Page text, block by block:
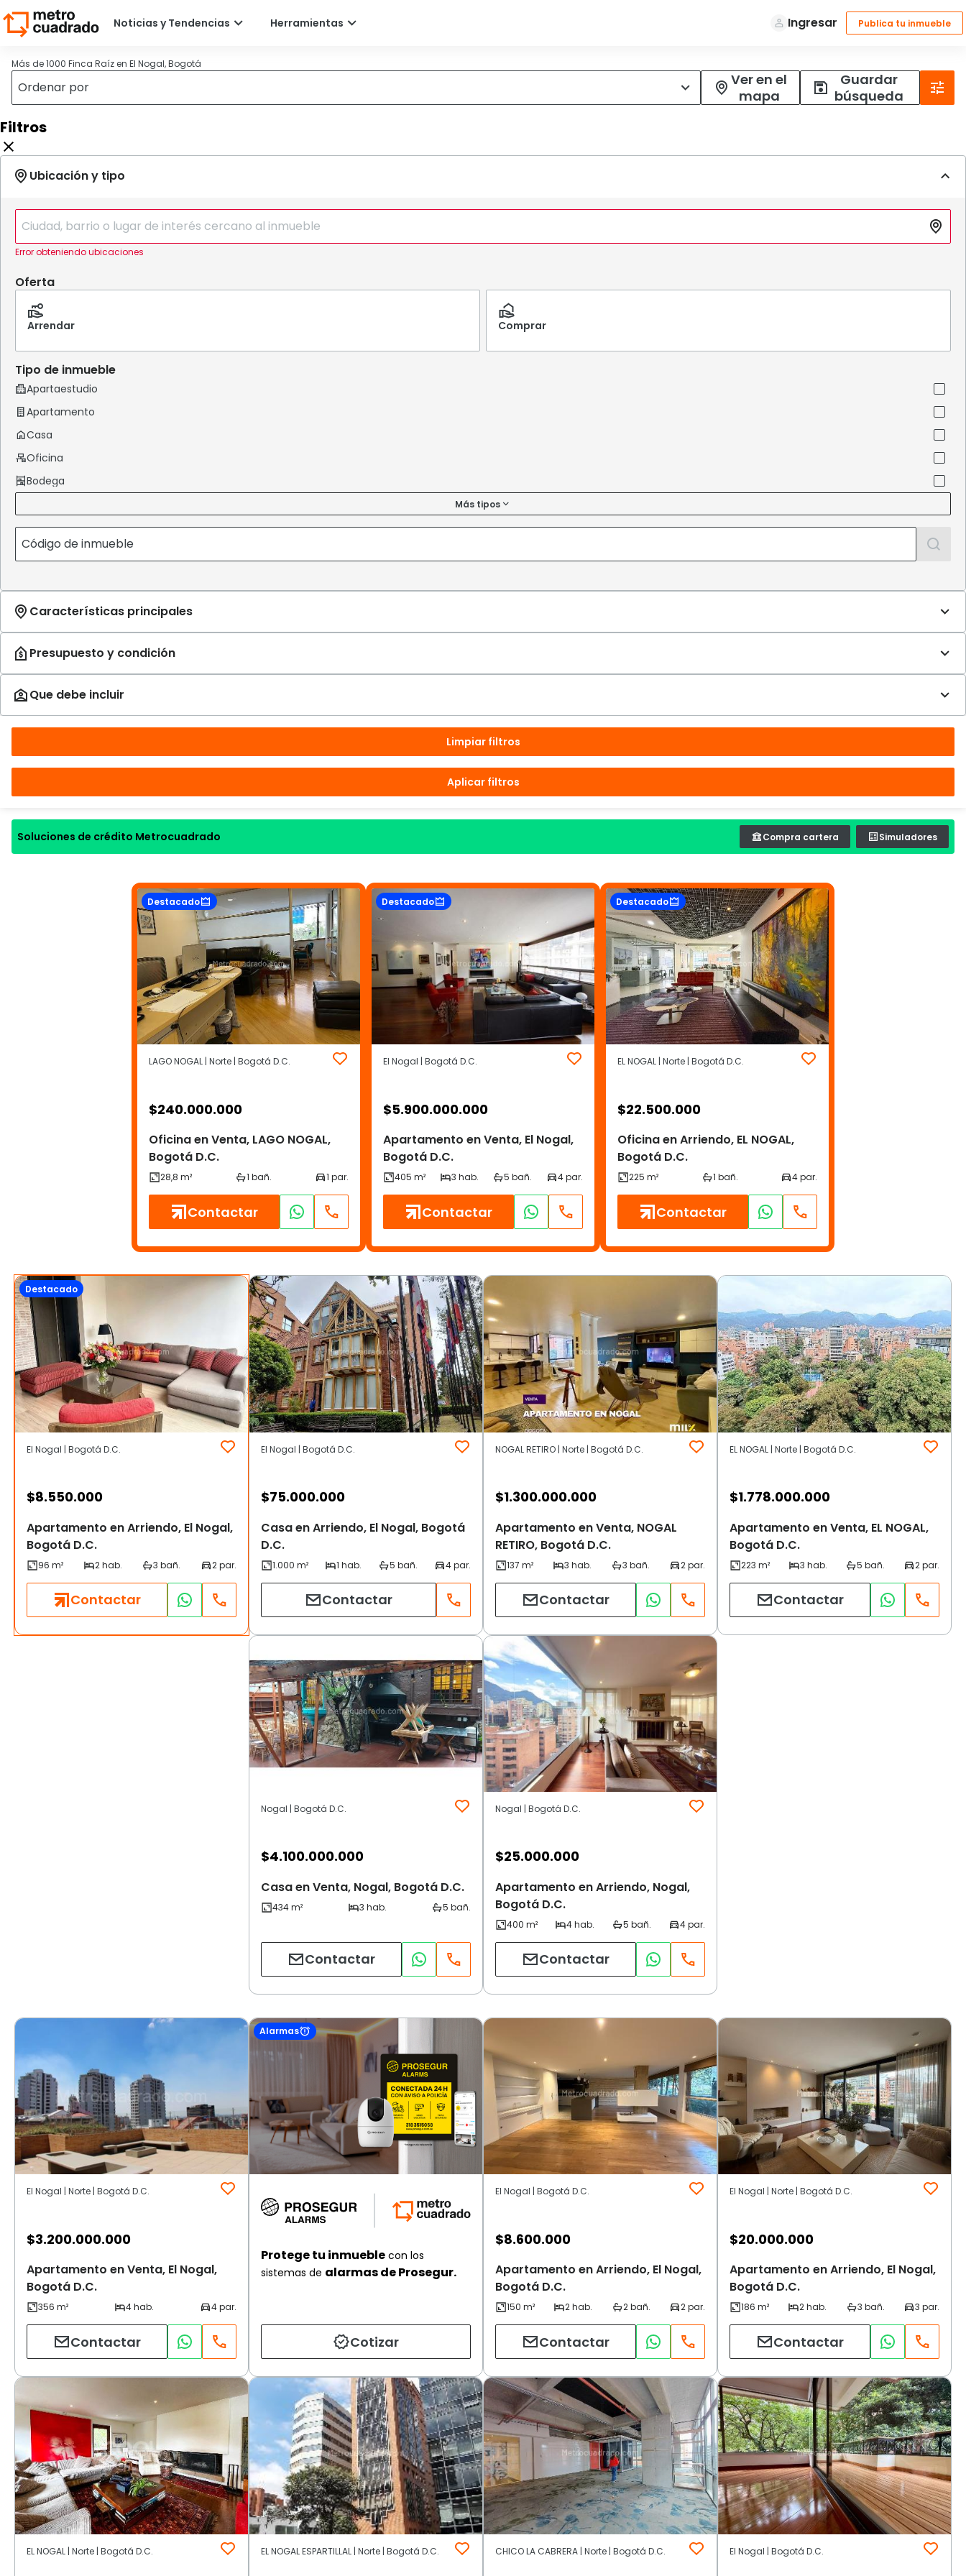
Más de 1000 Finca Raíz en El Nogal, Bogotá
Ver en el
mapa
Guardar
búsqueda
Filtros
Error obteniendo ubicaciones
Oferta
Arrendar Comprar
Tipo de inmueble
Más tipos
Limpiar filtros
Aplicar filtros
Soluciones de crédito Metrocuadrado Compra cartera Simuladores
Destacado
LAGO NOGAL | Norte | Bogotá D.C.
$240.000.000
Oficina en Venta, LAGO NOGAL,
Bogotá D.C.
Contactar
Destacado
El Nogal | Bogotá D.C.
$5.900.000.000
Apartamento en Venta, El Nogal,
Bogotá D.C.
Contactar
Destacado
EL NOGAL | Norte | Bogotá D.C.
$22.500.000
Oficina en Arriendo, EL NOGAL,
Bogotá D.C.
Contactar
Destacado
El Nogal | Bogotá D.C.
$8.550.000
Apartamento en Arriendo, El Nogal,
Bogotá D.C.
Contactar
El Nogal | Bogotá D.C.
$75.000.000
Casa en Arriendo, El Nogal, Bogotá
D.C.
Contactar
NOGAL RETIRO | Norte | Bogotá D.C.
$1.300.000.000
Apartamento en Venta, NOGAL
RETIRO, Bogotá D.C.
Contactar
EL NOGAL | Norte | Bogotá D.C.
$1.778.000.000
Apartamento en Venta, EL NOGAL,
Bogotá D.C.
Contactar
Nogal | Bogotá D.C.
$4.100.000.000
Casa en Venta, Nogal, Bogotá D.C.
Contactar
Nogal | Bogotá D.C.
$25.000.000
Apartamento en Arriendo, Nogal,
Bogotá D.C.
Contactar
El Nogal | Norte | Bogotá D.C.
$3.200.000.000
Apartamento en Venta, El Nogal,
Bogotá D.C.
Contactar
Alarmas
Protege tu inmueble con los
sistemas de alarmas de Prosegur.
Cotizar
El Nogal | Bogotá D.C.
$8.600.000
Apartamento en Arriendo, El Nogal,
Bogotá D.C.
Contactar
El Nogal | Norte | Bogotá D.C.
$20.000.000
Apartamento en Arriendo, El Nogal,
Bogotá D.C.
Contactar
EL NOGAL | Norte | Bogotá D.C. EL NOGAL ESPARTILLAL | Norte | Bogotá D.C. CHICO LA CABRERA | Norte | Bogotá D.C. El Nogal | Bogotá D.C.